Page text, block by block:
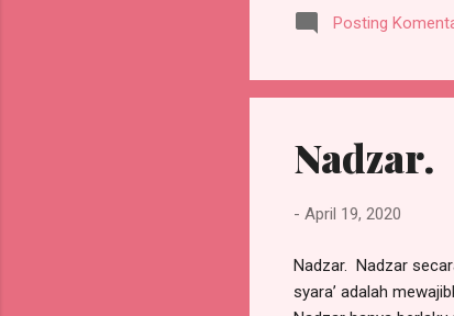
Posting
Nadzar.
- April 19, 2020
Nadzar. Nadzar
syara’ adalah